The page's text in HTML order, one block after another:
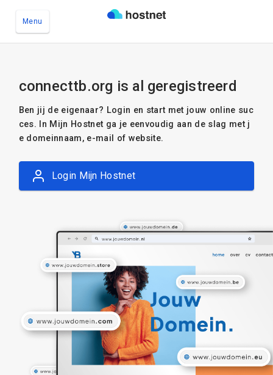
Menu
connecttb.org is al geregistreerd
Ben jij de eigenaar? Login en start met jouw online suc
ces. In Mijn Hostnet ga je eenvoudig aan de slag met j
e domeinnaam, e-mail of website.
Login Mijn Hostnet